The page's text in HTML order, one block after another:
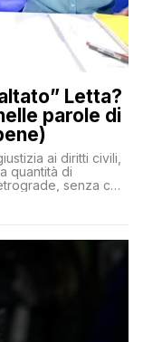
Letta?
parole di
ai diritti civili,
quantità di
senza che
fatto notare